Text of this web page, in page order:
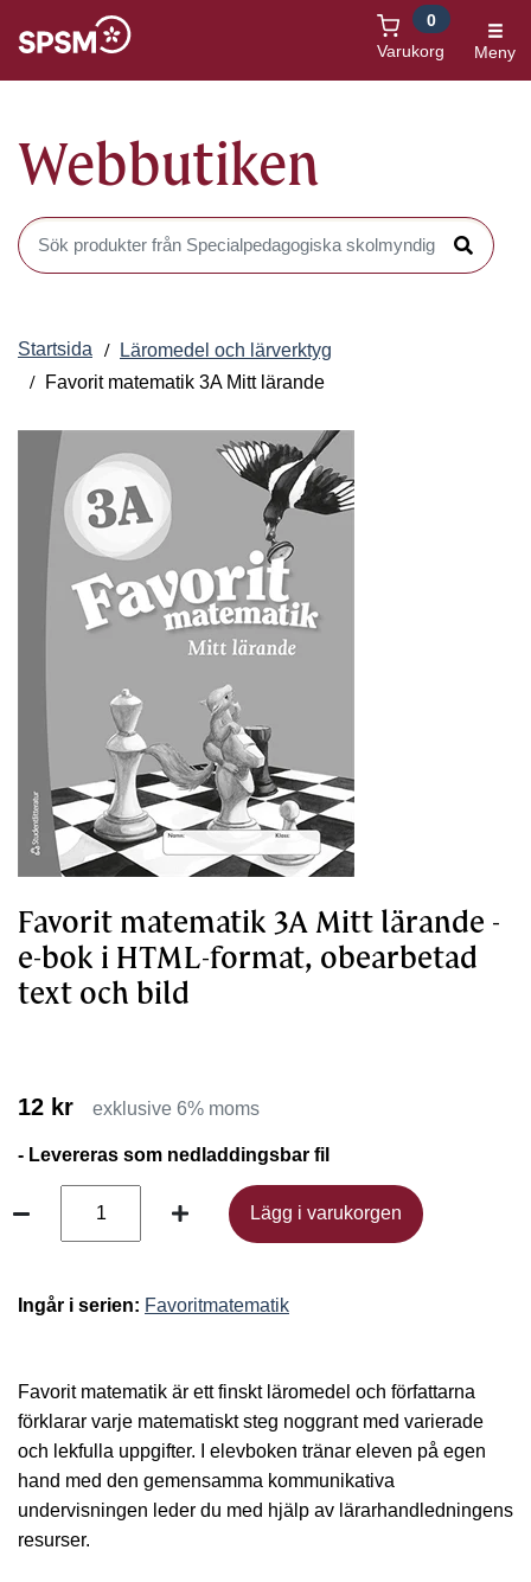
Varukorg
0
Meny
Webbutiken
Sök produkter i Webbutiken
Sök
Startsida
Läromedel och lärverktyg
Favorit matematik 3A Mitt lärande
Favorit matematik 3A Mitt lärande -
e-bok i HTML-format, obearbetad
text och bild
12 kr exklusive 6% moms
- Levereras som nedladdingsbar fil
Lägg i varukorgen
Lägg i varukorgen
Ingår i serien: Favoritmatematik
Favorit matematik är ett finskt läromedel och författarna
förklarar varje matematiskt steg noggrant med varierade
och lekfulla uppgifter. I elevboken tränar eleven på egen
hand med den gemensamma kommunikativa
undervisningen leder du med hjälp av lärarhandledningens
resurser.